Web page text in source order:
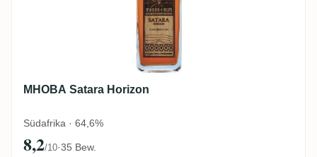
MHOBA Satara Horizon
Südafrika · 64,6%
8,2/10·35 Bew.